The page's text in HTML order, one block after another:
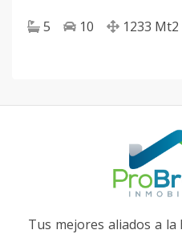
5 10 1233 Mt2
Tus mejores aliados a